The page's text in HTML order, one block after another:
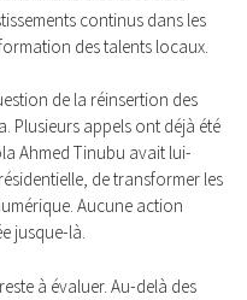
continus dans les
des talents locaux.
de la réinsertion des
Plusieurs appels ont déjà été
Ahmed Tinubu avait lui-
de transformer les
Aucune action
jusque-là.
à évaluer. Au-delà des